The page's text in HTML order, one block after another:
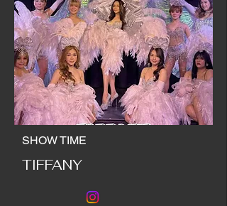
SHOW TIME
TIFFANY